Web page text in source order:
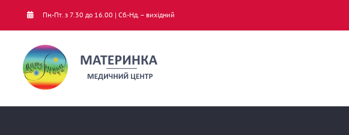
to
Пн.-Пт. з 7.30 до 16.00 | Сб.-Нд. – вихідний